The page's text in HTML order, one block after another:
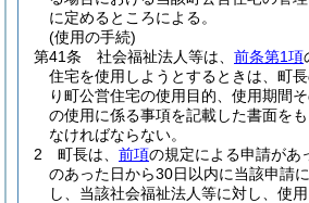
に定めるところによる。
(使用の手続)
第41条
社会福祉法人等は、 前条第1項
住宅を使用しようとするときは、町
り町公営住宅の使用目的、使用期間
の使用に係る事項を記載した書面を
なければならない。
2
町長は、 前項の規定による申請があ
のあった日から30日以内に当該申請
し、当該社会福祉法人等に対し、使